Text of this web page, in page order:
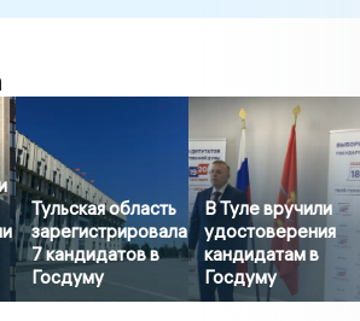
Тульская область
зарегистрировала
7 кандидатов в
Госдуму
В Туле вручили
удостоверения
кандидатам в
Госдуму